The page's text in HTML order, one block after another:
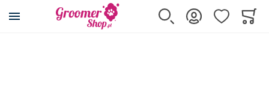
Przejdź na stronę główną
Szukaj Zaloguj sięUlubione